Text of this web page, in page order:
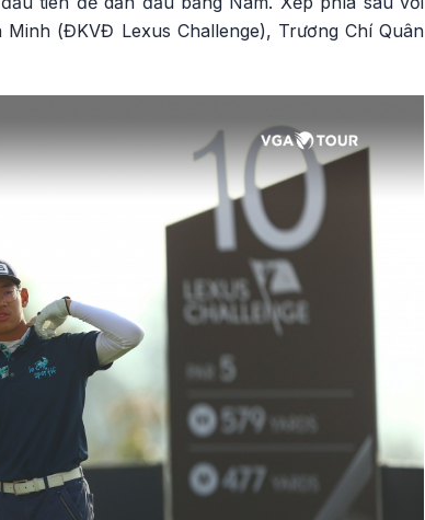
(ĐKVĐ Lexus Challenge), Trương Chí Quân